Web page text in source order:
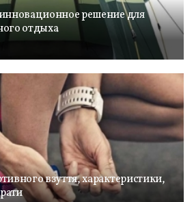
решение для
отдыха
взуття, характеристики,